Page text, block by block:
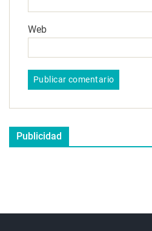
Web
Publicidad